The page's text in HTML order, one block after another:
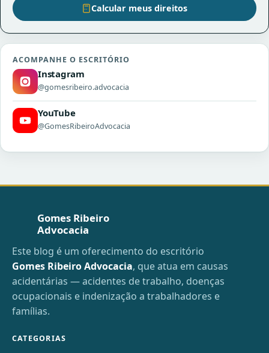
Calcular meus direitos
ACOMPANHE O ESCRITÓRIO
Instagram
@gomesribeiro.advocacia
YouTube
@GomesRibeiroAdvocacia
Gomes Ribeiro
Advocacia
Este blog é um oferecimento do escritório
Gomes Ribeiro Advocacia, que atua em causas
acidentárias — acidentes de trabalho, doenças
ocupacionais e indenização a trabalhadores e
famílias.
CATEGORIAS